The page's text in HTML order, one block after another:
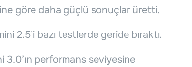
göre daha güçlü sonuçlar üretti.
2.5’i bazı testlerde geride bıraktı.
3.0’ın performans seviyesine